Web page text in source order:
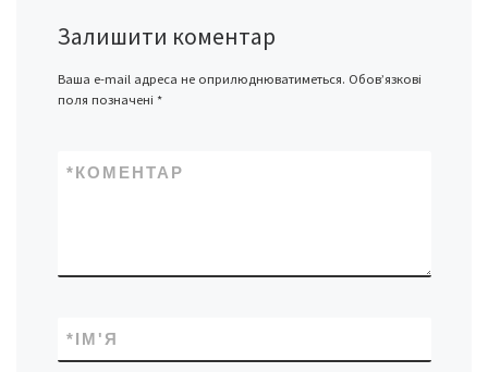
Залишити коментар
Ваша e-mail адреса не оприлюднюватиметься. Обов’язкові
поля позначені *
КОМЕНТАР
*
ІМ'Я
*